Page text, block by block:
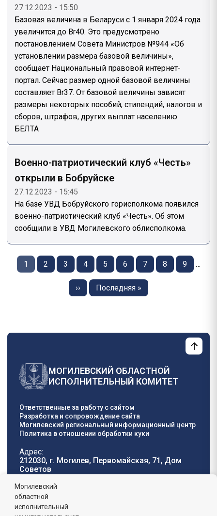
27.12.2023 - 15:50
Базовая величина в Беларуси с 1 января 2024 года
увеличится до Br40. Это предусмотрено
постановлением Совета Министров №944 «Об
установлении размера базовой величины»,
сообщает Национальный правовой интернет-
портал. Сейчас размер одной базовой величины
составляет Br37. От базовой величины зависят
размеры некоторых пособий, стипендий, налогов и
сборов, штрафов, других выплат населению.
БЕЛТА
Военно-патриотический клуб «Честь»
открыли в Бобруйске
27.12.2023 - 15:45
На базе УВД Бобруйского горисполкома появился
военно-патриотический клуб «Честь». Об этом
сообщили в УВД Могилевского облисполкома.
страниц
Страница
1 Страница
2 Страница
3 Страница
4 Страница
5 Страница
6 Страница
7 Страница
8 Страница
9 …
Следующая
››
Последняя
Последняя »
МОГИЛЕВСКИЙ ОБЛАСТНОЙ
ИСПОЛНИТЕЛЬНЫЙ КОМИТЕТ
Ответственные за работу с сайтом
Разработка и сопровождение сайта
Могилевский региональный информационный центр
Политика в отношении обработки куки
Адрес:
212030, г. Могилев, Первомайская, 71, Дом
Cоветов
Телефон горячей
линии:
8 (0222) 71-32-55
Могилевский
областной
исполнительный